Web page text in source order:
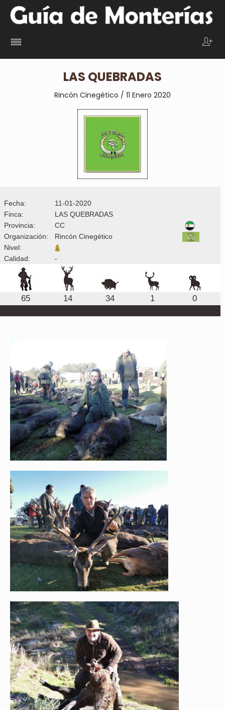
LAS QUEBRADAS
Rincón Cinegético / 11 Enero 2020
Fecha:
11-01-2020
Finca:
LAS QUEBRADAS
Provincia:
CC
Organización:
Rincón Cinegético
Nivel:
Calidad:
-
65 14 34 1 0